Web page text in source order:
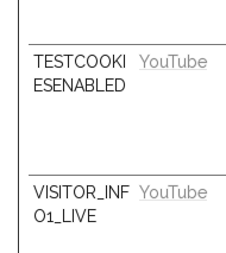
TESTCOOKI
ESENABLED
YouTube
VISITOR_INF
O1_LIVE
YouTube